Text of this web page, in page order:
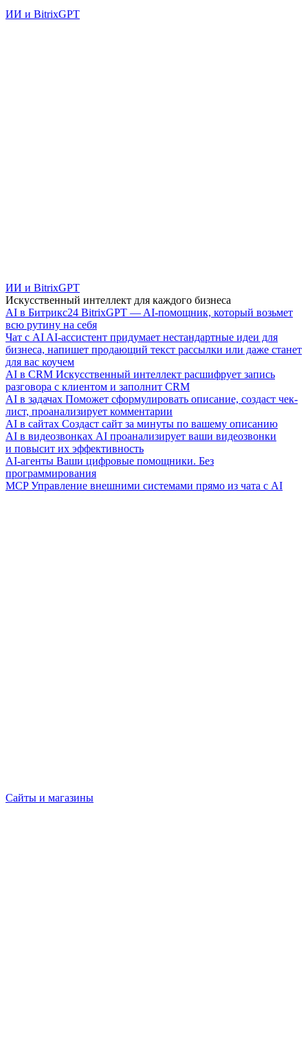
ИИ и BitrixGPT
ИИ и BitrixGPT
Искусственный интеллект для каждого бизнеса
AI в Битрикс24 BitrixGPT — AI-помощник, который возьмет
всю рутину на себя
Чат с AI AI-ассистент придумает нестандартные идеи для
бизнеса, напишет продающий текст рассылки или даже станет
для вас коучем
AI в CRM Искусственный интеллект расшифрует запись
разговора с клиентом и заполнит CRM
AI в задачах Поможет сформулировать описание, создаст чек-
лист, проанализирует комментарии
AI в сайтах Создаст сайт за минуты по вашему описанию
AI в видеозвонках AI проанализирует ваши видеозвонки
и повысит их эффективность
AI-агенты Ваши цифровые помощники. Без
программирования
MCP Управление внешними системами прямо из чата с AI
Сайты и магазины